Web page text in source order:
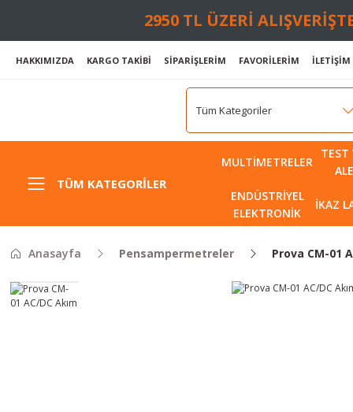
2950 TL ÜZERİ
HAKKIMIZDA KARGO TAKİBİ SİPARİŞLERİM FAVORİLERİM İLETİŞİM
TÜM KATEGORILER
MULTIMETRELER
TEST
ENDÜSTRIYEL
ELEKTRONIK
İKAZ
Anasayfa Pensampermetreler Prova CM-01